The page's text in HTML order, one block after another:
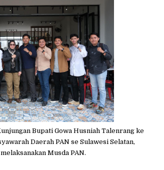
Bupati Gowa Husniah Talenrang ke
Daerah PAN se Sulawesi Selatan,
Musda PAN.